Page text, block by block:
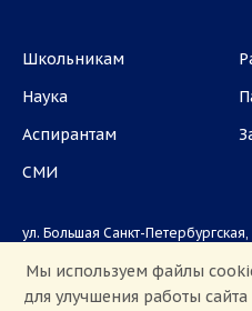
Школьникам
Наука
Аспирантам
СМИ
ул. Большая Санкт-Петербургская,
Приемная комиссия: +7(8162)33-
Мы используем файлы
для улучшения работы